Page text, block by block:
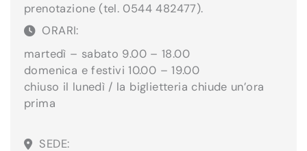
prenotazione (tel. 0544 482477).
ORARI:
martedì – sabato 9.00 – 18.00
domenica e festivi 10.00 – 19.00
chiuso il lunedì / la biglietteria chiude un’ora
prima
SEDE: